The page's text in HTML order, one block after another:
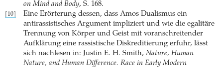
on Mind and Body, S. 168.
[10]
Eine Erörterung dessen, dass Amos Dualismus ein
antirassistisches Argument impliziert und wie die egalitäre
Trennung von Körper und Geist mit voranschreitender
Aufklärung eine rassistische Diskreditierung erfuhr, lässt
sich nachlesen in: Justin E. H. Smith, Nature, Human
Nature, and Human Difference. Race in Early Modern